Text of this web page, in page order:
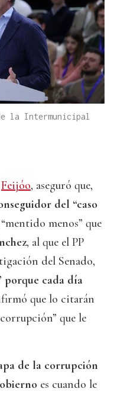
la Intermunicipal
Feijóo, aseguró que,
del “caso
menos” que
, al que el PP
del Senado,
porque cada día
que lo citarán
que le
de la corrupción
es cuando le